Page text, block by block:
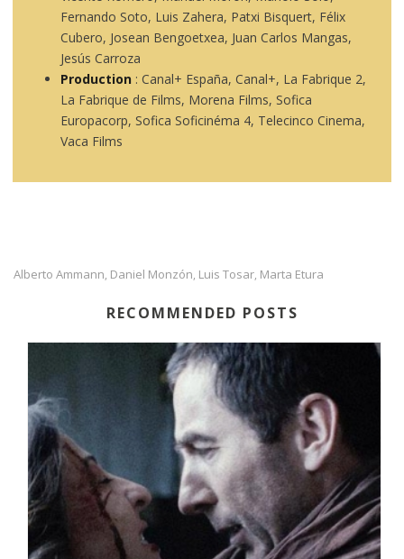
Fernando Soto, Luis Zahera, Patxi Bisquert, Félix
Cubero, Josean Bengoetxea, Juan Carlos Mangas,
Jesús Carroza
Production: Canal+ España, Canal+, La Fabrique 2,
La Fabrique de Films, Morena Films, Sofica
Europacorp, Sofica Soficinéma 4, Telecinco Cinema,
Vaca Films
Alberto Ammann, Daniel Monzón, Luis Tosar, Marta Etura
RECOMMENDED POSTS